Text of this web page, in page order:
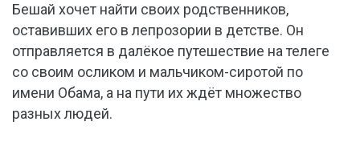
Бешай хочет найти своих родственников,
оставивших его в лепрозории в детстве. Он
отправляется в далёкое путешествие на телеге
со своим осликом и мальчиком-сиротой по
имени Обама, а на пути их ждёт множество
разных людей.